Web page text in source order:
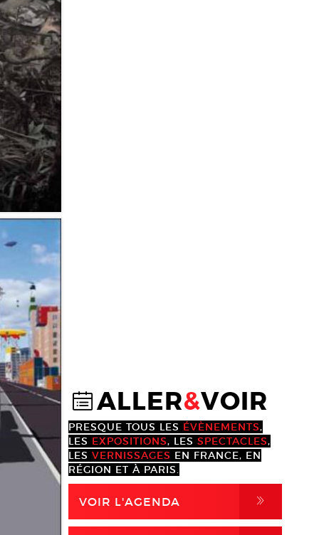
@ALLER&VOIR
PRESQUE TOUS LES ÉVÈNEMENTS,
LES EXPOSITIONS, LES SPECTACLES,
LES VERNISSAGES EN FRANCE, EN
RÉGION ET À PARIS.
VOIR L'AGENDA ,